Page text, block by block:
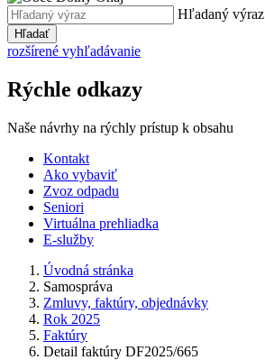
Hľadaný výraz
Hľadať
rozšírené vyhľadávanie
Rýchle odkazy
Naše návrhy na rýchly prístup k obsahu
Kontakt
Ako vybaviť
Zvoz odpadu
Seniori
Virtuálna prehliadka
E-služby
Úvodná stránka
Samospráva
Zmluvy, faktúry, objednávky
Rok 2025
Faktúry
Detail faktúry DF2025/665